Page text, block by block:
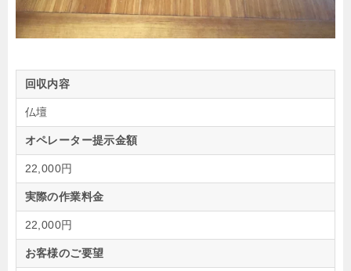
回収内容
仏壇
オペレーター提示金額
22,000円
実際の作業料金
22,000円
お客様のご要望